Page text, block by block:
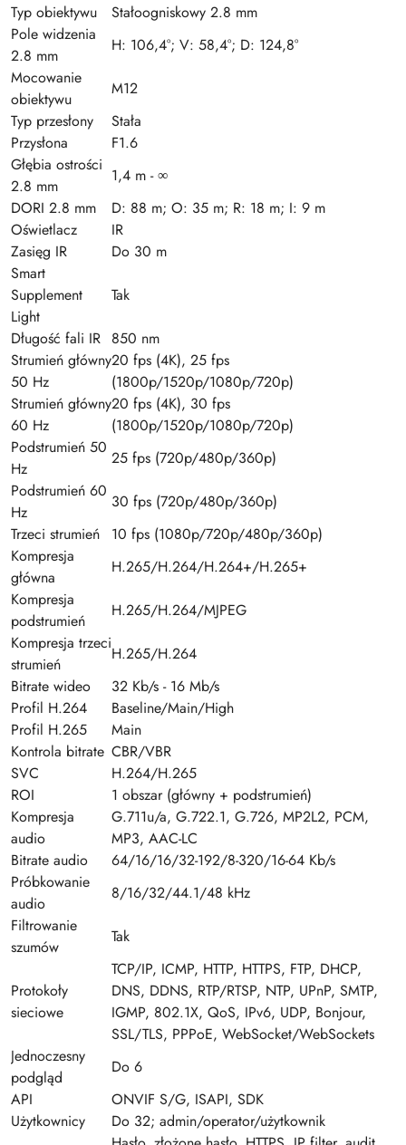
Typ obiektywu
Stałoogniskowy 2.8 mm
Pole widzenia
2.8 mm
H: 106,4°; V: 58,4°; D: 124,8°
Mocowanie
obiektywu
M12
Typ przesłony
Stała
Przysłona
F1.6
Głębia ostrości
2.8 mm
1,4 m - ∞
DORI 2.8 mm
D: 88 m; O: 35 m; R: 18 m; I: 9 m
Oświetlacz
IR
Zasięg IR
Do 30 m
Smart
Supplement
Light
Tak
Długość fali IR 850 nm
Strumień główny
50 Hz
20 fps (4K), 25 fps
(1800p/1520p/1080p/720p)
Strumień główny
60 Hz
20 fps (4K), 30 fps
(1800p/1520p/1080p/720p)
Podstrumień 50
Hz
25 fps (720p/480p/360p)
Podstrumień 60
Hz
30 fps (720p/480p/360p)
Trzeci strumień
10 fps (1080p/720p/480p/360p)
Kompresja
główna
H.265/H.264/H.264+/H.265+
Kompresja
podstrumień
H.265/H.264/MJPEG
Kompresja trzeci
strumień
H.265/H.264
Bitrate wideo
32 Kb/s - 16 Mb/s
Profil H.264
Baseline/Main/High
Profil H.265
Main
Kontrola bitrate CBR/VBR
SVC
H.264/H.265
ROI
1 obszar (główny + podstrumień)
Kompresja
audio
G.711u/a, G.722.1, G.726, MP2L2, PCM,
MP3, AAC-LC
Bitrate audio
64/16/16/32-192/8-320/16-64 Kb/s
Próbkowanie
audio
8/16/32/44.1/48 kHz
Filtrowanie
szumów
Tak
Protokoły
sieciowe
TCP/IP, ICMP, HTTP, HTTPS, FTP, DHCP,
DNS, DDNS, RTP/RTSP, NTP, UPnP, SMTP,
IGMP, 802.1X, QoS, IPv6, UDP, Bonjour,
SSL/TLS, PPPoE, WebSocket/WebSockets
Jednoczesny
podgląd
Do 6
API
ONVIF S/G, ISAPI, SDK
Użytkownicy
Do 32; admin/operator/użytkownik